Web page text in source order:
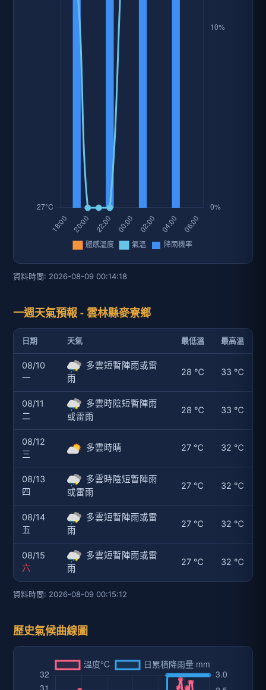
資料時間: 2026-08-09 00:14:18
一週天氣預報 - 雲林縣麥寮鄉
日期 天氣 最低溫 最高溫
08/10
一
多雲短暫陣雨或雷
雨
28 ℃ 33 ℃
08/11
二
多雲時陰短暫陣雨
或雷雨
28 ℃ 33 ℃
08/12
三
多雲時晴 27 ℃ 32 ℃
08/13
四
多雲時陰短暫陣雨
或雷雨
27 ℃ 32 ℃
08/14
五
多雲短暫陣雨或雷
雨
27 ℃ 32 ℃
08/15
六
多雲短暫陣雨或雷
雨
27 ℃ 32 ℃
資料時間: 2026-08-09 00:15:12
歷史氣候曲線圖